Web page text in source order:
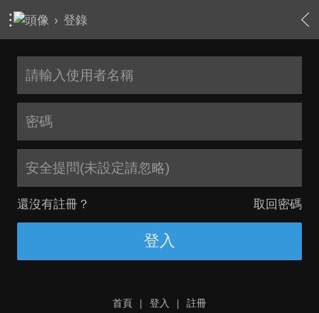
› 登錄
安全提問(未設定請忽略)
還沒有註冊？ 取回密碼
登入
首頁 | 登入 |
註冊